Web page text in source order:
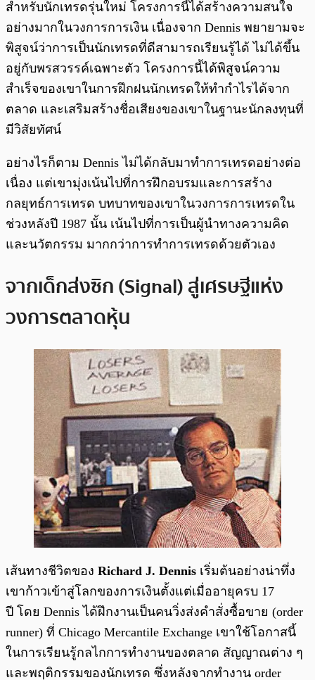
สำหรับนักเทรดรุ่นใหม่ โครงการนี้ได้สร้างความสนใจ
อย่างมากในวงการการเงิน เนื่องจาก Dennis พยายามจะ
พิสูจน์ว่าการเป็นนักเทรดที่ดีสามารถเรียนรู้ได้ ไม่ได้ขึ้น
อยู่กับพรสวรรค์เฉพาะตัว โครงการนี้ได้พิสูจน์ความ
สำเร็จของเขาในการฝึกฝนนักเทรดให้ทำกำไรได้จาก
ตลาด และเสริมสร้างชื่อเสียงของเขาในฐานะนักลงทุนที่
มีวิสัยทัศน์
อย่างไรก็ตาม Dennis ไม่ได้กลับมาทำการเทรดอย่างต่อ
เนื่อง แต่เขามุ่งเน้นไปที่การฝึกอบรมและการสร้าง
กลยุทธ์การเทรด บทบาทของเขาในวงการการเทรดใน
ช่วงหลังปี 1987 นั้น เน้นไปที่การเป็นผู้นำทางความคิด
และนวัตกรรม มากกว่าการทำการเทรดด้วยตัวเอง
จากเด็กส่งซิก (Signal) สู่เศรษฐีแห่ง
วงการตลาดหุ้น
เส้นทางชีวิตของ Richard J. Dennis เริ่มต้นอย่างน่าทึ่ง
เขาก้าวเข้าสู่โลกของการเงินตั้งแต่เมื่ออายุครบ 17
ปี โดย Dennis ได้ฝึกงานเป็นคนวิ่งส่งคำสั่งซื้อขาย (order
runner) ที่ Chicago Mercantile Exchange เขาใช้โอกาสนี้
ในการเรียนรู้กลไกการทำงานของตลาด สัญญาณต่าง ๆ
และพฤติกรรมของนักเทรด ซึ่งหลังจากทำงาน order